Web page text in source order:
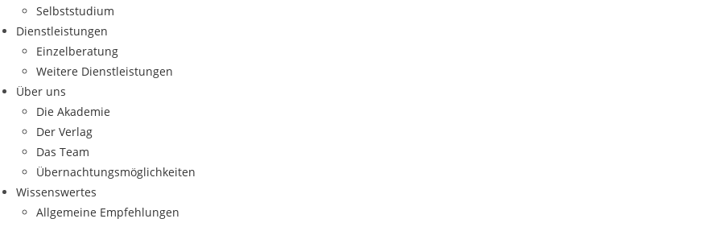
Selbststudium
Dienstleistungen
Einzelberatung
Weitere Dienstleistungen
Über uns
Die Akademie
Der Verlag
Das Team
Übernachtungsmöglichkeiten
Wissenswertes
Allgemeine Empfehlungen